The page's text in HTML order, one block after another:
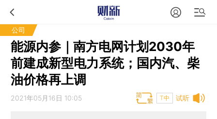
公司
能源内参｜南方电网计划2030年
前建成新型电力系统；国内汽、柴
油价格再上调
试听
2021年05月16日 10:05 T中